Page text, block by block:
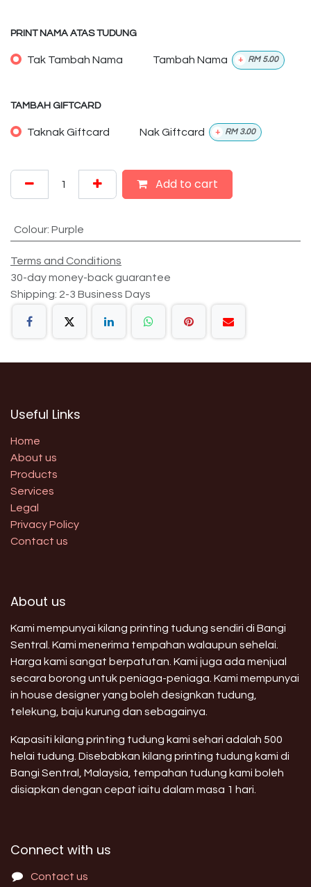
PRINT NAMA ATAS TUDUNG
Tak Tambah Nama Tambah Nama + RM 5.00
TAMBAH GIFTCARD
Taknak Giftcard Nak Giftcard + RM 3.00
Add to cart
Colour: Purple
Terms and Conditions
30-day money-back guarantee
Shipping: 2-3 Business Days
Useful Links
Home
About us
Products
Services
Legal
Privacy Policy
Contact us
About us
Kami mempunyai kilang printing tudung sendiri di Bangi
Sentral. Kami menerima tempahan walaupun sehelai.
Harga kami sangat berpatutan. Kami juga ada menjual
secara borong untuk peniaga-peniaga. Kami mempunyai
in house designer yang boleh designkan tudung,
telekung, baju kurung dan sebagainya.
Kapasiti kilang printing tudung kami sehari adalah 500
helai tudung. Disebabkan kilang printing tudung kami di
Bangi Sentral, Malaysia, tempahan tudung kami boleh
disiapkan dengan cepat iaitu dalam masa 1 hari.
Connect with us
Contact us